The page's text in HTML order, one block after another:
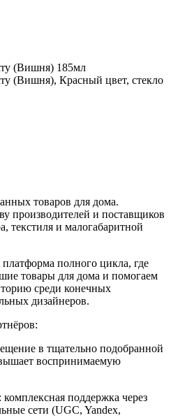
(Вишня) 185мл
(Вишня), Красный цвет, стекло
товаров для дома.
производителей и поставщиков
текстиля и малогабаритной
полного цикла, где
товары для дома и помогаем
среди конечных
дизайнеров.
в тщательно подобранной
воспринимаемую
: комплексная поддержка через
сети (UGC, Yandex,